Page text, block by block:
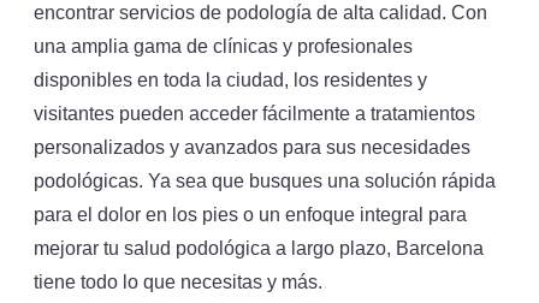
encontrar servicios de podología de alta calidad. Con
una amplia gama de clínicas y profesionales
disponibles en toda la ciudad, los residentes y
visitantes pueden acceder fácilmente a tratamientos
personalizados y avanzados para sus necesidades
podológicas. Ya sea que busques una solución rápida
para el dolor en los pies o un enfoque integral para
mejorar tu salud podológica a largo plazo, Barcelona
tiene todo lo que necesitas y más.